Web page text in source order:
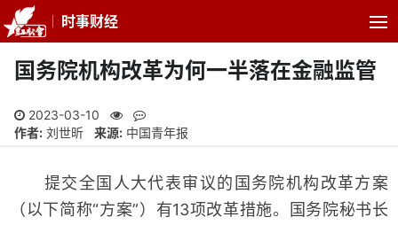
时事财经
国务院机构改革为何一半落在金融监管
2023-03-10
作者: 刘世昕 来源: 中国青年报
提交全国人大代表审议的国务院机构改革方案
（以下简称“方案”）有13项改革措施。国务院秘书长